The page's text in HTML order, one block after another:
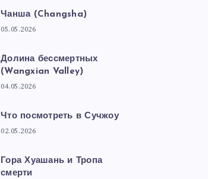
Чанша (Changsha)
05.05.2026
Долина бессмертных
(Wangxian Valley)
04.05.2026
Что посмотреть в Сучжоу
02.05.2026
Гора Хуашань и Тропа
смерти